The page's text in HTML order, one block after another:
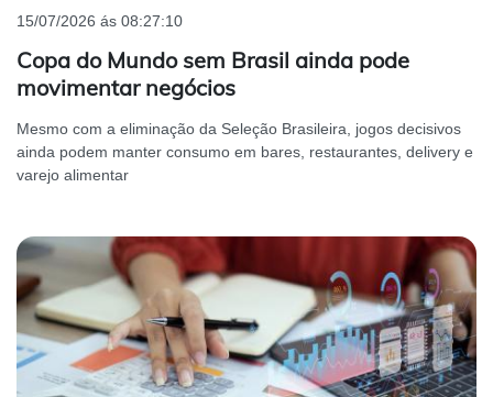
15/07/2026 ás 08:27:10
Copa do Mundo sem Brasil ainda pode
movimentar negócios
Mesmo com a eliminação da Seleção Brasileira, jogos decisivos
ainda podem manter consumo em bares, restaurantes, delivery e
varejo alimentar